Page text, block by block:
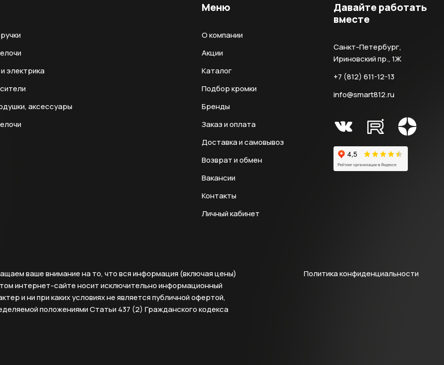
электрика
аксессуары
Меню
О компании
Акции
Каталог
Подбор кромки
Бренды
Заказ и оплата
Доставка и самовывоз
Возврат и обмен
Вакансии
Контакты
Личный кабинет
Давайте работать
вместе
Санкт-Петербург,
Ириновский пр., 1Ж
+7 (812) 611-12-13
info@smart812.ru
Политика конфиденциальности
ваше внимание на то, что вся информация (включая цены)
интернет-сайте носит исключительно информационный
и ни при каких условиях не является публичной офертой,
положениями Статьи 437 (2) Гражданского кодекса